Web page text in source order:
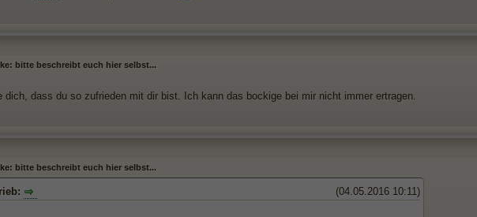
bitte beschreibt euch hier selbst...
dich, dass du so zufrieden mit dir bist. Ich kann das bockige bei mir nicht immer ertragen.
bitte beschreibt euch hier selbst...
(04.05.2016 10:11)